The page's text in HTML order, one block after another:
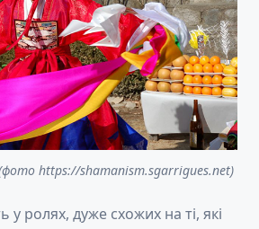
https://shamanism.sgarrigues.net)
ролях, дуже схожих на ті, які